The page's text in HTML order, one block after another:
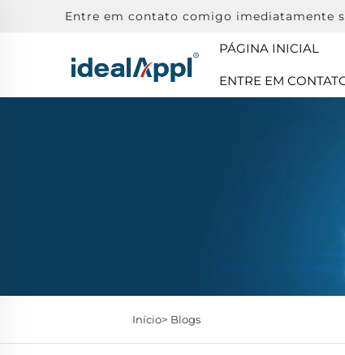
Entre em contato comigo imediatamente
PÁGINA INICIAL
ENTRE EM
Início> Blogs